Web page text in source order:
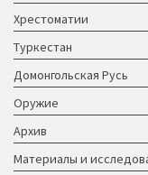
Хрестоматии
Туркестан
Домонгольская Русь
Оружие
Архив
Материалы и